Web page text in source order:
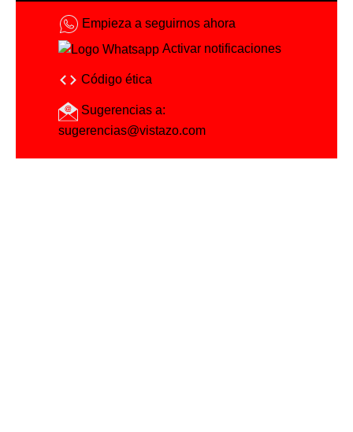
Empieza a seguirnos ahora
Activar notificaciones
Código ética
Sugerencias a:
sugerencias@vistazo.com